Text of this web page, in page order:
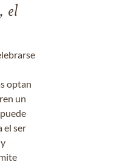
el
optan
un
el ser